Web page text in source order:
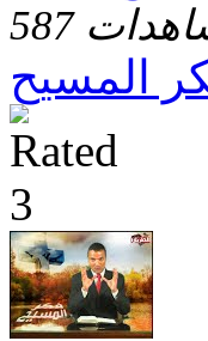
مشاهدات
المسيح